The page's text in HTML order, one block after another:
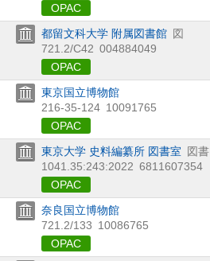
OPAC
都留文科大学 附属図書館 図
721.2/C42 004884049
OPAC
東京国立博物館
216-35-124 10091765
OPAC
東京大学 史料編纂所 図書室 図書
1041.35:243:2022 6811607354
OPAC
奈良国立博物館
721.2/133 10086765
OPAC